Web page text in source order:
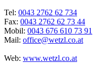
Tel: 0043 2762 62 734
Fax: 0043 2762 62 73 44
Mobil: 0043 676 610 73 91
Mail: office@wetzl.co.at
Web: www.wetzl.co.at